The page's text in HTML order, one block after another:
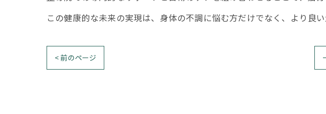
この健康的な未来の実現は、身体の不調に悩む方だけでなく、より良
< 前のページ